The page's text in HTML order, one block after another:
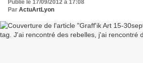
Publié le 17/09/2012 à 17:08
Par ActuArtLyon